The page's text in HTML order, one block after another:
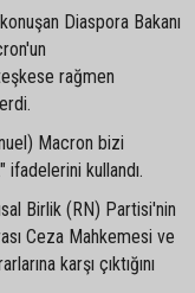
Diaspora Bakanı
rağmen
Macron bizi
ifadelerini kullandı.
Birlik (RN) Partisi'nin
Ceza Mahkemesi ve
karşı çıktığını